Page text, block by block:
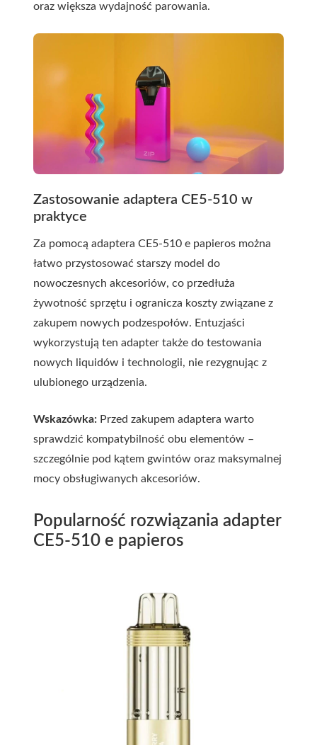
oraz większa wydajność parowania.
Zastosowanie adaptera CE5-510 w
praktyce
Za pomocą adaptera CE5-510 e papieros można
łatwo przystosować starszy model do
nowoczesnych akcesoriów, co przedłuża
żywotność sprzętu i ogranicza koszty związane z
zakupem nowych podzespołów. Entuzjaści
wykorzystują ten adapter także do testowania
nowych liquidów i technologii, nie rezygnując z
ulubionego urządzenia.
Wskazówka: Przed zakupem adaptera warto
sprawdzić kompatybilność obu elementów –
szczególnie pod kątem gwintów oraz maksymalnej
mocy obsługiwanych akcesoriów.
Popularność rozwiązania adapter
CE5-510 e papieros